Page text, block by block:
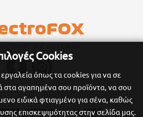
Cookies
όπως τα cookies για να σε
στα αγαπημένα σου προϊόντα, να σου
ειδικά φτιαγμένο για σένα, καθώς
επισκεψιμότητας στην σελίδα μας.